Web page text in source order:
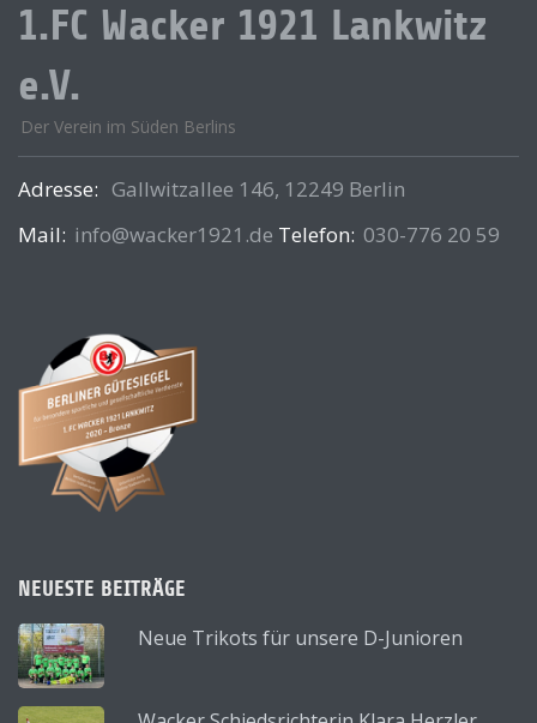
1.FC Wacker 1921 Lankwitz
e.V.
Der Verein im Süden Berlins
Adresse: Gallwitzallee 146, 12249 Berlin
Mail: info@wacker1921.de Telefon: 030-776 20 59
NEUESTE BEITRÄGE
Neue Trikots für unsere D-Junioren